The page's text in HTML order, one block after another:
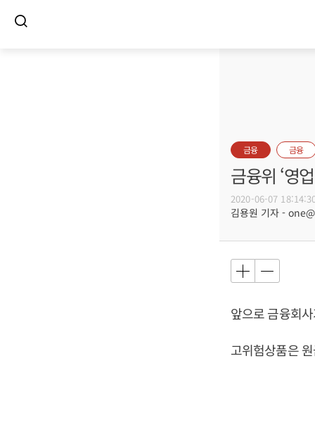
금융 금융
금융위 ‘영
2020-06-07
김용원 기자 -
앞으로 금융회
고위험상품은